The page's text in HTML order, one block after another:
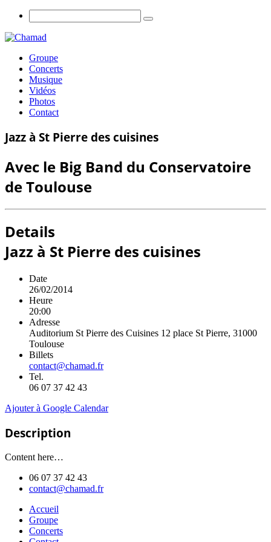
Groupe
Concerts
Musique
Vidéos
Photos
Contact
Jazz à St Pierre des cuisines
Avec le Big Band du Conservatoire
de Toulouse
Details
Jazz à St Pierre des cuisines
Date
26/02/2014
Heure
20:00
Adresse
Auditorium St Pierre des Cuisines 12 place St Pierre, 31000
Toulouse
Billets
contact@chamad.fr
Tel.
06 07 37 42 43
Ajouter à Google Calendar
Description
Content here…
06 07 37 42 43
contact@chamad.fr
Accueil
Groupe
Concerts